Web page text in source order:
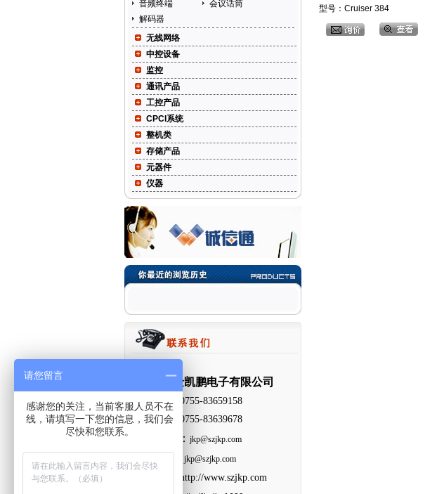
音频终端
会议话筒
解码器
无线网络
中控设备
监控
通讯产品
工控产品
CPCI系统
整机类
存储产品
元器件
仪器
深圳市金凯鹏电子有限公司
电 话：0755-83659158
传 真：0755-83639678
： jkp@szjkp.com
jkp@szjkp.com
http://www.szjkp.com
型号：Cruiser 384
请您留言
感谢您的关注，当前客服人员不在
线，请填写一下您的信息，我们会
尽快和您联系。